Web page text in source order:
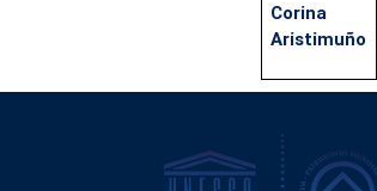
Corina
Aristimuño